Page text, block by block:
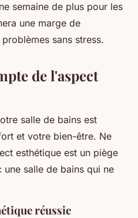
semaine de plus pour les
une marge de
sans stress.
de l'aspect
salle de bains est
et votre bien-être. Ne
esthétique est un piège
salle de bains qui ne
réussie